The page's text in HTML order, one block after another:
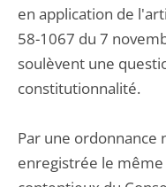
en application de
58-1067 du 7
soulèvent une
constitutionnalité.
Par une ordonnance
enregistrée le